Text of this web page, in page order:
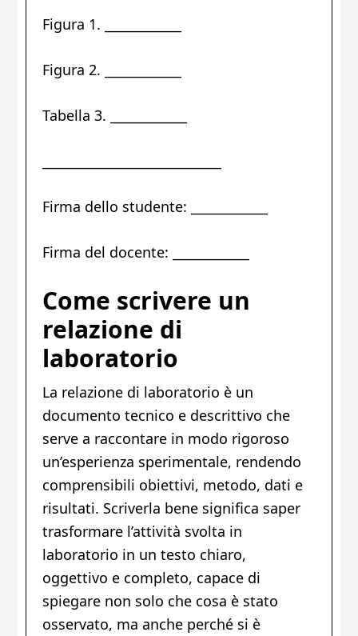
Figura 1. ____________
Figura 2. ____________
Tabella 3. ____________
Firma dello studente: ____________
Firma del docente: ____________
Come scrivere un
relazione di
laboratorio
La relazione di laboratorio è un
documento tecnico e descrittivo che
serve a raccontare in modo rigoroso
un’esperienza sperimentale, rendendo
comprensibili obiettivi, metodo, dati e
risultati. Scriverla bene significa saper
trasformare l’attività svolta in
laboratorio in un testo chiaro,
oggettivo e completo, capace di
spiegare non solo che cosa è stato
osservato, ma anche perché si è